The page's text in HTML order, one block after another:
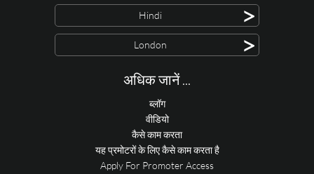
Hindi >
London >
अधिक जानें ...
ब्लॉग
वीडियो
कैसे काम करता
यह प्रमोटरों के लिए कैसे काम करता है
Apply For Promoter Access